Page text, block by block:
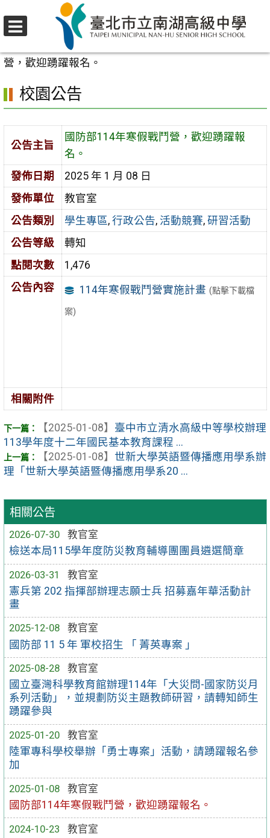
至
要
區
校園公告
營，歡迎踴躍報名。
相關公告
2026-07-30
教官室
檢送本局115學年度防災教育輔導團團員遴選簡章
2026-03-31
教官室
憲兵第 202 指揮部辦理志願士兵 招募嘉年華活動計
畫
2025-12-08
教官室
國防部 11 5 年 軍校招生 「 菁英專案 」
2025-08-28
教官室
國立臺灣科學教育館辦理114年「大災問-國家防災月
系列活動」，並規劃防災主題教師研習，請轉知師生
踴躍參與
2025-01-20
教官室
陸軍專科學校舉辦「勇士專案」活動，請踴躍報名參
加
2025-01-08
教官室
國防部114年寒假戰鬥營，歡迎踴躍報名。
2024-10-23
教官室
校園公告
公告主旨
國防部114年寒假戰鬥營，歡迎踴躍報
名。
發佈日期
2025 年 1 月 08 日
發佈單位
教官室
公告類別
學生專區, 行政公告, 活動競賽, 研習活動
公告等級
轉知
點閱次數
1,476
公告內容
114年寒假戰鬥營實施計畫 (點擊下載檔
案)
相關附件
【2025-01-08】 臺中市立清水高級中等學校辦理
113學年度十二年國民基本教育課程 ...
【2025-01-08】 世新大學英語暨傳播應用學系辦
理「世新大學英語暨傳播應用學系20 ...
選
單